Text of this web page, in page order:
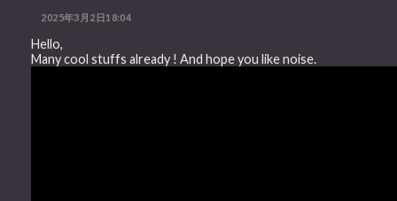
2025年3月2日18:04
Hello,
Many cool stuffs already ! And hope you like noise.